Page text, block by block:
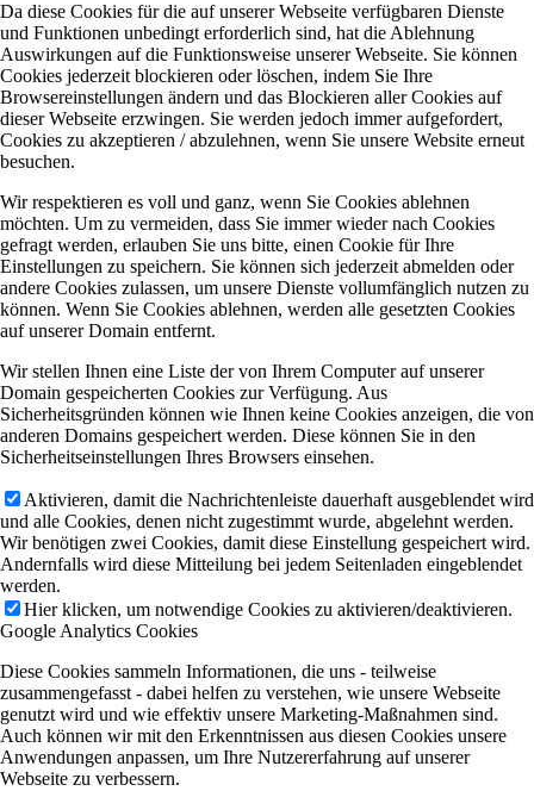
Da diese Cookies für die auf unserer Webseite verfügbaren Dienste
und Funktionen unbedingt erforderlich sind, hat die Ablehnung
Auswirkungen auf die Funktionsweise unserer Webseite. Sie können
Cookies jederzeit blockieren oder löschen, indem Sie Ihre
Browsereinstellungen ändern und das Blockieren aller Cookies auf
dieser Webseite erzwingen. Sie werden jedoch immer aufgefordert,
Cookies zu akzeptieren / abzulehnen, wenn Sie unsere Website erneut
besuchen.
Wir respektieren es voll und ganz, wenn Sie Cookies ablehnen
möchten. Um zu vermeiden, dass Sie immer wieder nach Cookies
gefragt werden, erlauben Sie uns bitte, einen Cookie für Ihre
Einstellungen zu speichern. Sie können sich jederzeit abmelden oder
andere Cookies zulassen, um unsere Dienste vollumfänglich nutzen zu
können. Wenn Sie Cookies ablehnen, werden alle gesetzten Cookies
auf unserer Domain entfernt.
Wir stellen Ihnen eine Liste der von Ihrem Computer auf unserer
Domain gespeicherten Cookies zur Verfügung. Aus
Sicherheitsgründen können wie Ihnen keine Cookies anzeigen, die von
anderen Domains gespeichert werden. Diese können Sie in den
Sicherheitseinstellungen Ihres Browsers einsehen.
Aktivieren, damit die Nachrichtenleiste dauerhaft ausgeblendet wird
und alle Cookies, denen nicht zugestimmt wurde, abgelehnt werden.
Wir benötigen zwei Cookies, damit diese Einstellung gespeichert wird.
Andernfalls wird diese Mitteilung bei jedem Seitenladen eingeblendet
werden.
Hier klicken, um notwendige Cookies zu aktivieren/deaktivieren.
Google Analytics Cookies
Diese Cookies sammeln Informationen, die uns - teilweise
zusammengefasst - dabei helfen zu verstehen, wie unsere Webseite
genutzt wird und wie effektiv unsere Marketing-Maßnahmen sind.
Auch können wir mit den Erkenntnissen aus diesen Cookies unsere
Anwendungen anpassen, um Ihre Nutzererfahrung auf unserer
Webseite zu verbessern.